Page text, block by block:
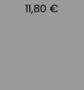
11,80 €